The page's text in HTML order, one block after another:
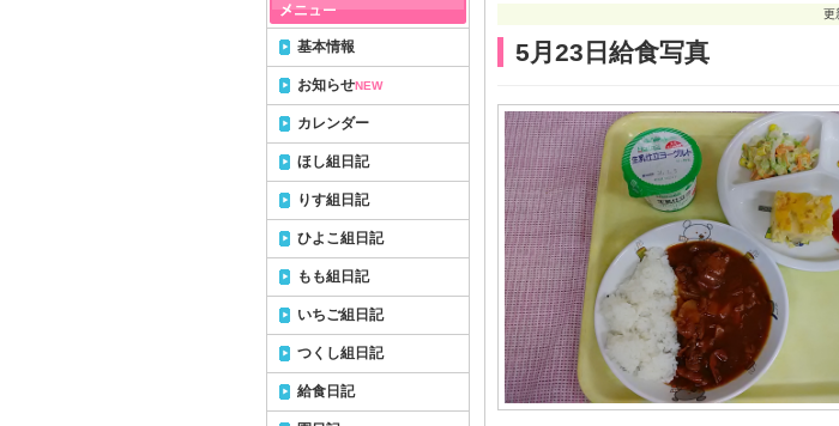
更
5月23日給食写真
基本情報
お知らせNEW
カレンダー
ほし組日記
りす組日記
ひよこ組日記
もも組日記
いちご組日記
つくし組日記
給食日記